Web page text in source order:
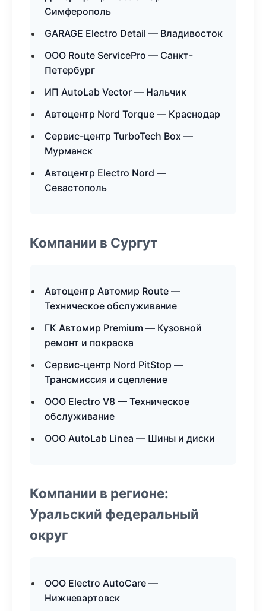
Симферополь
GARAGE Electro Detail — Владивосток
ООО Route ServicePro — Санкт-
Петербург
ИП AutoLab Vector — Нальчик
Автоцентр Nord Torque — Краснодар
Сервис-центр TurboTech Box —
Мурманск
Автоцентр Electro Nord —
Севастополь
Компании в Сургут
Автоцентр Автомир Route —
Техническое обслуживание
ГК Автомир Premium — Кузовной
ремонт и покраска
Сервис-центр Nord PitStop —
Трансмиссия и сцепление
ООО Electro V8 — Техническое
обслуживание
ООО AutoLab Linea — Шины и диски
Компании в регионе:
Уральский федеральный
округ
ООО Electro AutoCare —
Нижневартовск